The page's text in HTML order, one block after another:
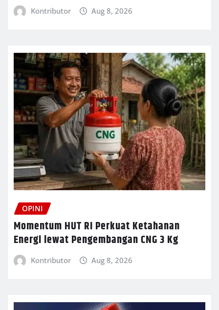
Kontributor Aug 8, 2026
OPINI
Momentum HUT RI Perkuat Ketahanan
Energi lewat Pengembangan CNG 3 Kg
Kontributor Aug 8, 2026